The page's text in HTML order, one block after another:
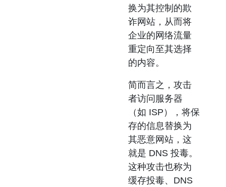
换为其控制的欺
诈网站，从而将
企业的网络流量
重定向至其选择
的内容。
简而言之，攻击
者访问服务器
（如 ISP），将保
存的信息替换为
其恶意网站，这
就是 DNS 投毒。
这种攻击也称为
缓存投毒、 DNS